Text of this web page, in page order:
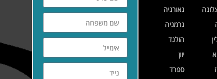
גאורגיה
גרמניה
הולנד
יוון
ספרד